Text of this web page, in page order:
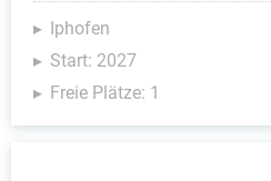
Iphofen
Start: 2027
Freie Plätze: 1